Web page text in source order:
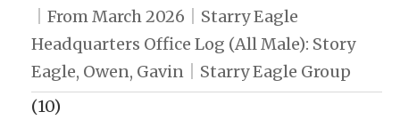
｜From March 2026｜Starry Eagle
Headquarters Office Log (All Male): Story
Eagle, Owen, Gavin｜Starry Eagle Group
(10)